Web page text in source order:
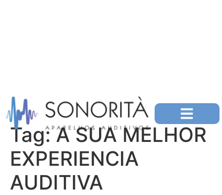
Tag:A SUA MELHOR
EXPERIENCIA
AUDITIVA